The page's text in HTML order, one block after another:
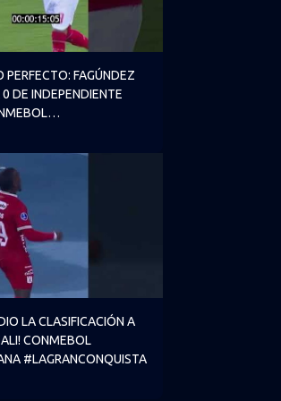
FAGÚNDEZ
DE INDEPENDIENTE
EN LOS PENALES! CONMEBOL
DIO LA CLASIFICACIÓN A AMÉRICA DE
LA CLASIFICACIÓN A
CONMEBOL
#LAGRANCONQUISTA